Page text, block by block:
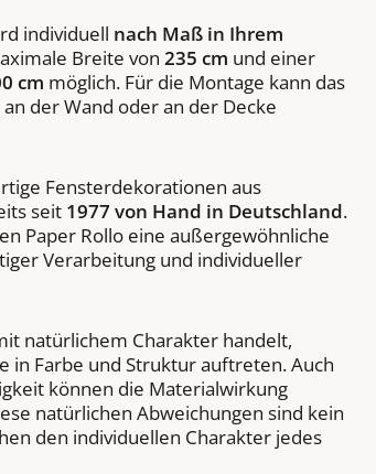
individuell nach Maß in Ihrem
Breite von 235 cm und einer
cm möglich. Für die Montage kann das
der Wand oder an der Decke
Fensterdekorationen aus
seit 1977 von Hand in Deutschland.
Paper Rollo eine außergewöhnliche
Verarbeitung und individueller
natürlichem Charakter handelt,
in Farbe und Struktur auftreten. Auch
können die Materialwirkung
natürlichen Abweichungen sind kein
den individuellen Charakter jedes